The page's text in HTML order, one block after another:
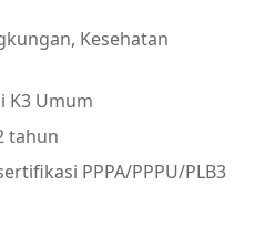
Kesehatan
K3 Umum
tahun
PPPA/PPPU/PLB3